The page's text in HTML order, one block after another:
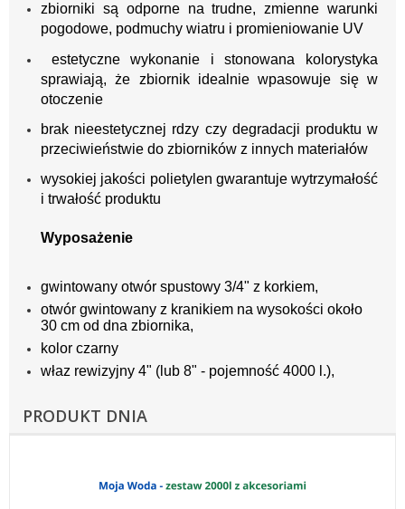
zbiorniki są odporne na trudne, zmienne warunki
pogodowe, podmuchy wiatru i promieniowanie UV
estetyczne wykonanie i stonowana kolorystyka
sprawiają, że zbiornik idealnie wpasowuje się w
otoczenie
brak nieestetycznej rdzy czy degradacji produktu w
przeciwieństwie do zbiorników z innych materiałów
wysokiej jakości polietylen gwarantuje wytrzymałość
i trwałość produktu
Wyposażenie
gwintowany otwór spustowy 3/4" z korkiem,
otwór gwintowany z kranikiem na wysokości około
30 cm od dna zbiornika,
kolor czarny
właz rewizyjny 4" (lub 8" - pojemność 4000 l.),
PRODUKT DNIA